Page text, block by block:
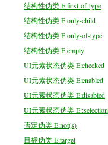
结构性伪类 E:first-of-type
结构性伪类 E:only-child
结构性伪类 E:only-of-type
结构性伪类 E:empty
UI元素状态伪类 E:checked
UI元素状态伪类 E:enabled
UI元素状态伪类 E:disabled
UI元素状态伪类 E::selection
否定伪类 E:not(s)
目标伪类 E:target